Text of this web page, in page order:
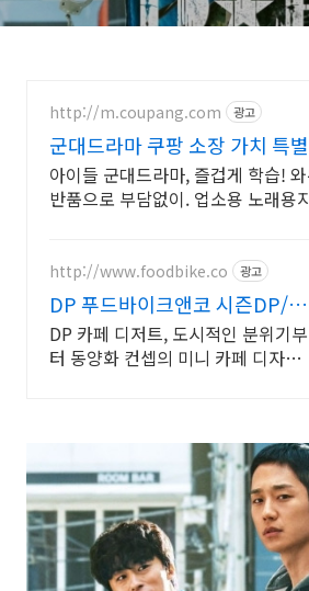
http://m.coupang.com 광고
군대드라마 쿠팡 소장 가치 특
아이들 군대드라마, 즐겁게 학습!
반품으로 부담없이. 업소용 노래용
http://www.foodbike.co 광고
DP 푸드바이크앤코 시즌DP/행
사용집기/플라워
DP 카페 디저트, 도시적인 분위기부
터 동양화 컨셉의 미니 카페 디자인